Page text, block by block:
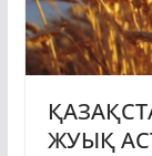
ЖУЫҚ